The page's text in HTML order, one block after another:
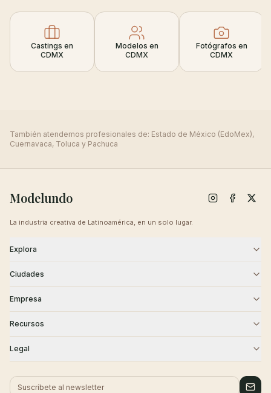
Castings en
CDMX
Modelos en
CDMX
Fotógrafos en
CDMX
También atendemos profesionales de: Estado de México (EdoMex),
Cuernavaca, Toluca y Pachuca
Modelundo
La industria creativa de Latinoamérica, en un solo lugar.
Explora
Castings Creativos
Ciudades
Monterrey Puebla
Tijuana
Empresa
Contacto Carreras
Recursos
Historias de Éxito Centro de Ayuda
Legal
Cookies